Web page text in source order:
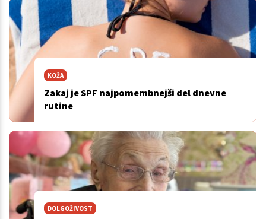
KOŽA
Zakaj je SPF najpomembnejši del dnevne
rutine
DOLGOŽIVOST